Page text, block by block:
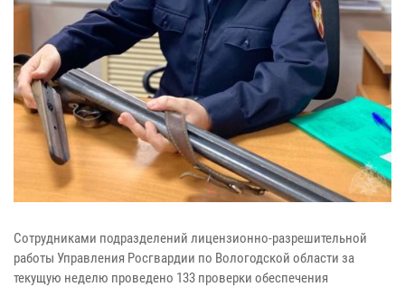
Сотрудниками подразделений лицензионно-разрешительной
работы Управления Росгвардии по Вологодской области за
текущую неделю проведено 133 проверки обеспечения